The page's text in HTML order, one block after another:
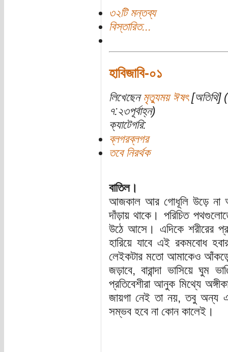
৩২টি মন্তব্য
বিস্তারিত...
হাবিজাবি-০১
লিখেছেন মৃত্যুময় ঈষৎ[অতিথি]
৭:২৩পূর্বাহ্ন)
ক্যাটেগরি:
ব্লগরব্লগর
তবে নিরর্থক
বাতিল।
আজকাল আর গোধূলি উড়ে না
দাঁড়ায় থাকে। পরিচিত
উঠে আসে। এদিকে শরীরের
হারিয়ে যাবে এই রকমবোধ
লেইকটার মতো আমাকেও আঁকড়ে
জড়াবে, বারান্দা ভাসিয়ে ঘুম
প্রতিবেশীরা আনুক মিথ্যে
জায়গা নেই তা নয়, তবু অন্য
সম্ভব হবে না কোন কালেই।